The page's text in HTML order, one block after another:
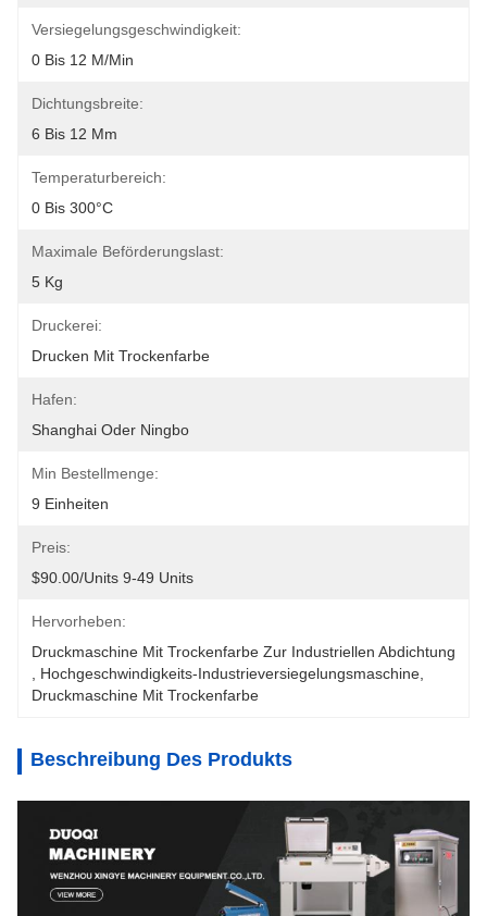
Versiegelungsgeschwindigkeit:
0 Bis 12 M/min
Dichtungsbreite:
6 Bis 12 Mm
Temperaturbereich:
0 Bis 300°C
Maximale Beförderungslast:
5 Kg
Druckerei:
Drucken Mit Trockenfarbe
Hafen:
Shanghai Oder Ningbo
Min Bestellmenge:
9 Einheiten
Preis:
$90.00/units 9-49 Units
Hervorheben:
Druckmaschine Mit Trockenfarbe Zur Industriellen Abdichtung
Hochgeschwindigkeits-Industrieversiegelungsmaschine
Druckmaschine Mit Trockenfarbe
Beschreibung Des Produkts